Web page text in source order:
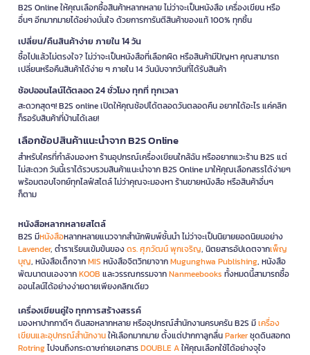
B2S Online ให้คุณเลือกซื้อสินค้าหลากหลาย ไม่ว่าจะเป็นหนังสือ เครื่องเขียน หรือ
อื่นๆ อีกมากมายได้อย่างมั่นใจ ด้วยการการันตีสินค้าของแท้ 100% ทุกชิ้น
เปลี่ยน/คืนสินค้าง่าย ภายใน 14 วัน
ซื้อไปแล้วไม่ตรงใจ? ไม่ว่าจะเป็นหนังสือที่เลือกผิด หรือสินค้ามีปัญหา คุณสามารถ
เปลี่ยนหรือคืนสินค้าได้ง่าย ๆ ภายใน 14 วันนับจากวันที่ได้รับสินค้า
ช้อปออนไลน์ได้ตลอด 24 ชั่วโมง ทุกที่ ทุกเวลา
สะดวกสุดๆ! B2S online เปิดให้คุณช้อปได้ตลอดวันตลอดคืน อยากได้อะไร แค่คลิก
ก็รอรับสินค้าที่บ้านได้เลย!
เลือกช้อปสินค้าแนะนำจาก B2S Online
สำหรับใครที่กำลังมองหา ร้านอุปกรณ์เครื่องเขียนใกล้ฉัน หรืออยากแวะร้าน B2S แต่
ไม่สะดวก วันนี้เราได้รวบรวมสินค้าแนะนำจาก B2S Online มาให้คุณเลือกสรรได้ง่ายๆ
พร้อมตอบโจทย์ทุกไลฟ์สไตล์ ไม่ว่าคุณจะมองหา ร้านขายหนังสือ หรือสินค้าอื่นๆ
ก็ตาม
หนังสือหลากหลายสไตล์
B2S มีหนังสือหลากหลายแนวจากสำนักพิมพ์ชั้นนำ ไม่ว่าจะเป็นนิยายยอดนิยมอย่าง
Lavender, ตำราเรียนเข้มข้นของดร. ศุภวัฒน์ พุกเจริญ, นิตยสารอัปเดตจากเพ็ญ
บุญ, หนังสือเด็กจากMIS หนังสือจิตวิทยาจากMugunghwa Publishing, หนังสือ
พัฒนาตนเองจากKOOB และวรรณกรรมจากNanmeebooks ทั้งหมดนี้สามารถซื้อ
ออนไลน์ได้อย่างง่ายดายเพียงคลิกเดียว
เครื่องเขียนคู่ใจ ทุกการสร้างสรรค์
มองหาปากกาดีๆ ดินสอหลากหลาย หรืออุปกรณ์สำนักงานครบครัน B2S มีเครื่อง
เขียนและอุปกรณ์สำนักงานให้เลือกมากมาย ตั้งแต่ปากกาลูกลื่นParkerชุดดินสอกด
Rotringไปจนถึงกระดาษถ่ายเอกสารDOUBLE Aให้คุณเลือกใช้ได้อย่างจุใจ